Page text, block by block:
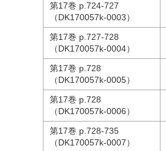
第17巻 p.724-727
（DK170057k-0003）
第17巻 p.727-728
（DK170057k-0004）
第17巻 p.728
（DK170057k-0005）
第17巻 p.728
（DK170057k-0006）
第17巻 p.728-735
（DK170057k-0007）